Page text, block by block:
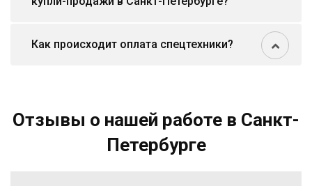
Как происходит оплата спецтехники?
Отзывы о нашей работе в Санкт-
Петербурге